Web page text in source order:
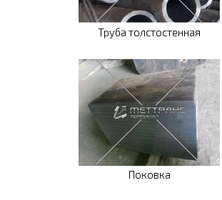
Труба толстостенная
Поковка